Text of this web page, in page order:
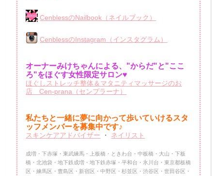
CenblessのNailbook（ネイルブック）
CenblessのInstagram（インスタグラム）
オーナーみけちゃんによる、"からだ"と"ここ
ろ"をほぐす女性限定サロン♥
ほぐしストレッチ整体＆マタニティマッサージのお
店 Cen-prana（センプラーナ）
私たちと一緒に夢に向かって歩いていけるスタ
ッフメンバーを募集中です♪
スキンケアアドバイザー ・ ネイリスト
成増・下赤塚・東武練馬・上板橋・ときわ台・中板橋・大山・下板
橋・北池袋・地下鉄成増・地下鉄赤塚・平和台・氷川台・東京都板橋
区・練馬区・豊島区・新宿区・中野区・杉並区・渋谷区・世田谷区・